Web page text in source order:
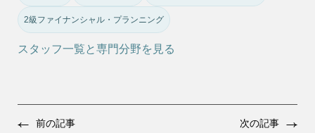
2級ファイナンシャル・プランニング
スタッフ一覧と専門分野を見る
前の記事 次の記事